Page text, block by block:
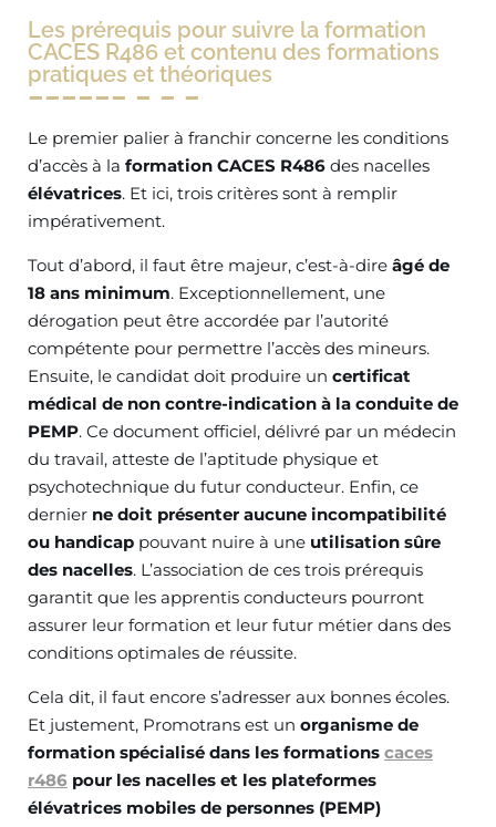
Les prérequis pour suivre la formation
CACES R486 et contenu des formations
pratiques et théoriques
Le premier palier à franchir concerne les conditions
d’accès à la formation CACES R486 des nacelles
élévatrices. Et ici, trois critères sont à remplir
impérativement.
Tout d’abord, il faut être majeur, c’est-à-dire âgé de
18 ans minimum. Exceptionnellement, une
dérogation peut être accordée par l’autorité
compétente pour permettre l’accès des mineurs.
Ensuite, le candidat doit produire un certificat
médical de non contre-indication à la conduite de
PEMP. Ce document officiel, délivré par un médecin
du travail, atteste de l’aptitude physique et
psychotechnique du futur conducteur. Enfin, ce
dernier ne doit présenter aucune incompatibilité
ou handicap pouvant nuire à une utilisation sûre
des nacelles. L’association de ces trois prérequis
garantit que les apprentis conducteurs pourront
assurer leur formation et leur futur métier dans des
conditions optimales de réussite.
Cela dit, il faut encore s’adresser aux bonnes écoles.
Et justement, Promotrans est un organisme de
formation spécialisé dans les formations caces
r486 pour les nacelles et les plateformes
élévatrices mobiles de personnes (PEMP)